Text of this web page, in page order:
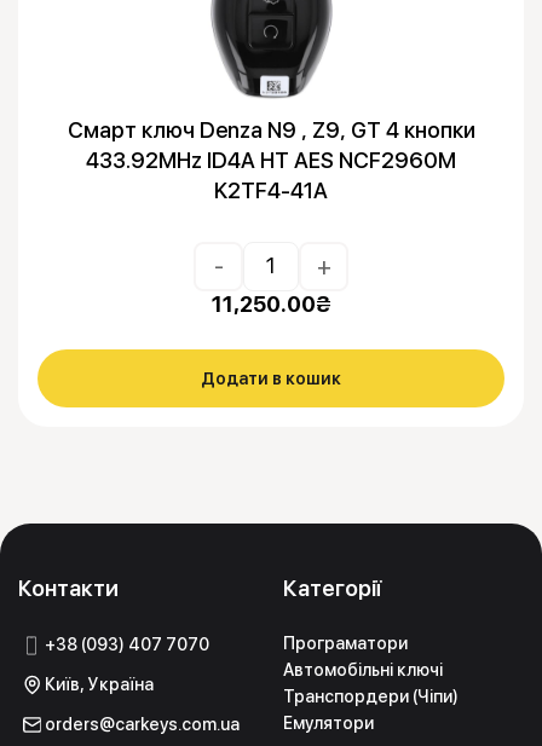
Смарт ключ Denza N9 , Z9, GT 4 кнопки
433.92MHz ID4A HT AES NCF2960M
K2TF4-41A
- +
11,250.00₴
Додати в кошик
Контакти
+38 (093) 407 7070
Київ, Україна
orders@carkeys.com.ua
Категорії
Програматори
Автомобільні ключі
Транспордери (Чіпи)
Емулятори